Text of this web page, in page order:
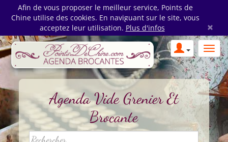
Afin de vous proposer le meilleur service, Points de
Chine utilise des cookies. En naviguant sur le site, vous
acceptez leur utilisation. Plus d'infos ×
Agenda Vide Grenier Et
Brocante